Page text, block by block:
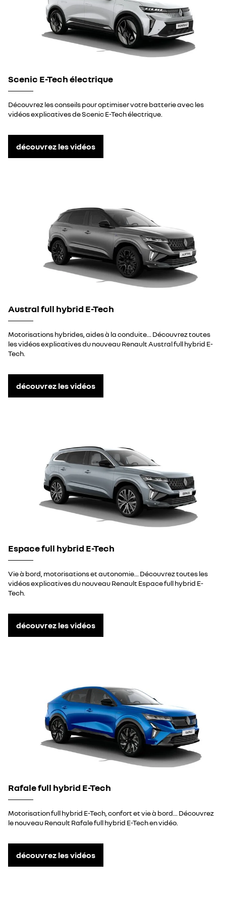
Scenic E-Tech électrique
Découvrez les conseils pour optimiser votre batterie avec les
vidéos explicatives de Scenic E-Tech électrique.
découvrez les vidéos
Austral full hybrid E-Tech
Motorisations hybrides, aides à la conduite... Découvrez toutes
les vidéos explicatives du nouveau Renault Austral full hybrid E-
Tech.
découvrez les vidéos
Espace full hybrid E-Tech
Vie à bord, motorisations et autonomie... Découvrez toutes les
vidéos explicatives du nouveau Renault Espace full hybrid E-
Tech.
découvrez les vidéos
Rafale full hybrid E-Tech
Motorisation full hybrid E-Tech, confort et vie à bord... Découvrez
le nouveau Renault Rafale full hybrid E-Tech en vidéo.
découvrez les vidéos